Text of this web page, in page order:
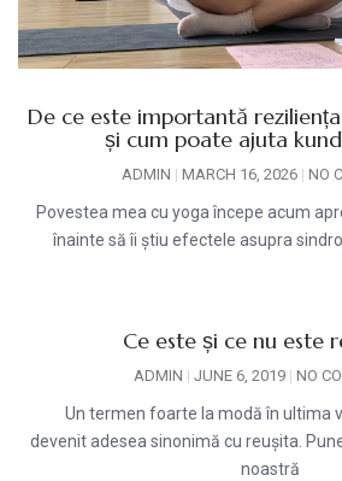
De ce este importantă
și cum poate ajuta
ADMIN MARCH 16, 2026 NO
Povestea mea cu yoga începe acum
înainte să îi știu efectele asupra
Ce este și ce nu este
ADMIN JUNE 6, 2019 NO
Un termen foarte la modă în ultima
devenit adesea sinonimă cu reușita.
noastră